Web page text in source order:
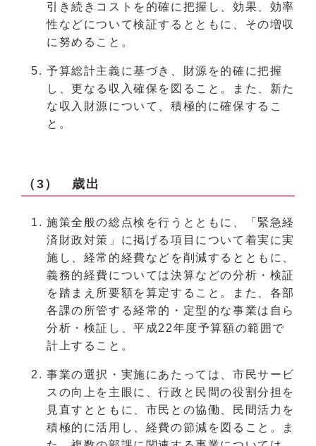
引き続きコストを的確に把握し、効果、効率
性などについて検証するとともに、その増収
に努めること。
予算総計主義に基づき、財源を的確に把握
し、更なる収入確保を図ること。また、新た
な収入財源について、積極的に確保するこ
と。
（3） 歳出
施策全般の総点検を行うとともに、「緊急経
済財政対策」に掲げる項目について着実に実
施し、経常的経費などを削減するとともに、
義務的経費については決算などの分析・検証
を踏まえ所要額を算定すること。また、各部
各課の所管する経常的・定型的な事業は自ら
分析・検証し、平成22年度予算額の範囲で
計上すること。
事業の選択・実施にあたっては、市民サービ
スの向上を主眼に、行政と民間の役割分担を
見直すとともに、市民との協働、民間活力を
積極的に活用し、経費の節減を図ること。ま